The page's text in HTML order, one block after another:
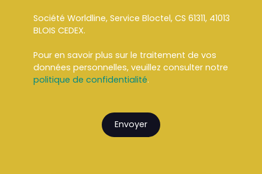
Société Worldline, Service Bloctel, CS 61311, 41013
BLOIS CEDEX.
Pour en savoir plus sur le traitement de vos
données personnelles, veuillez consulter notre
politique de confidentialité.
Envoyer